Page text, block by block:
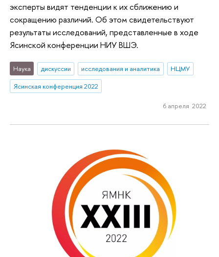
эксперты видят тенденции к их сближению и
сокращению различий. Об этом свидетельствуют
результаты исследований, представленные в ходе
Ясинской конференции НИУ ВШЭ.
Наука дискуссии исследования и аналитика
НЦМУ
Ясинская конференция 2022
6 апреля 2022